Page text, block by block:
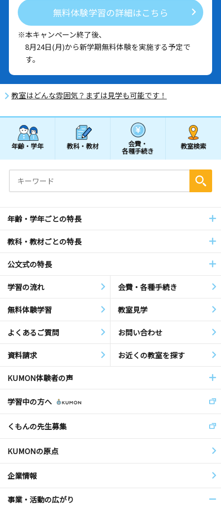
無料体験学習の詳細はこちら
※本キャンペーン終了後、
8月24日(月)から新学期無料体験を実施する予定で
す。
教室はどんな雰囲気？まずは見学も可能です！
年齢・学年 教科・教材 会費・
各種手続き
教室検索
年齢・学年ごとの特長
教科・教材ごとの特長
公文式の特長
学習の流れ 会費・各種手続き
無料体験学習 教室見学
よくあるご質問 お問い合わせ
資料請求 お近くの教室を探す
KUMON体験者の声
学習中の方へ
くもんの先生募集
KUMONの原点
企業情報
事業・活動の広がり